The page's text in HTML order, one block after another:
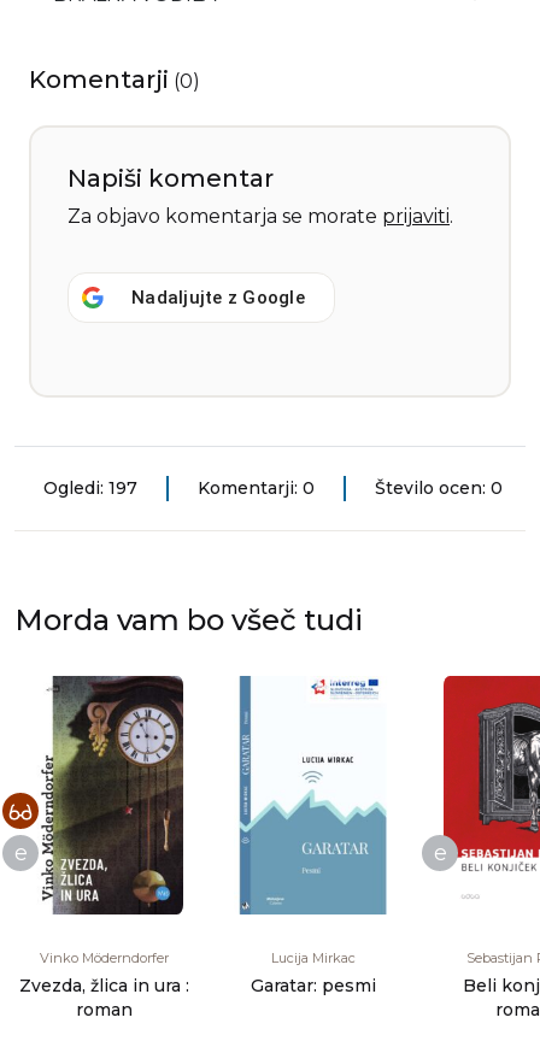
Komentarji (0)
Napiši komentar
Za objavo komentarja se morate prijaviti.
Nadaljujte z Google
Ogledi: 197 Komentarji: 0 Število ocen: 0
Morda vam bo všeč tudi
e
Vinko Möderndorfer
Zvezda, žlica in ura :
roman
Lucija Mirkac
Garatar: pesmi
e
Sebastijan
Beli